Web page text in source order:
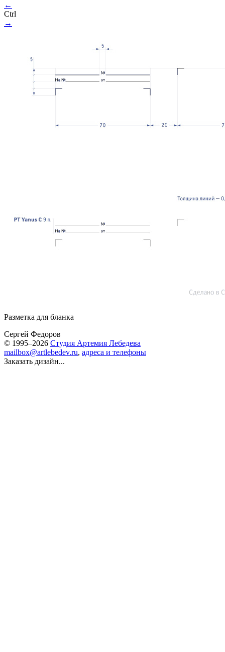
←
Ctrl
→
Разметка для бланка
Сергей Федоров
© 1995–2026 Студия Артемия Лебедева
mailbox@artlebedev.ru, адреса и телефоны
Заказать дизайн...